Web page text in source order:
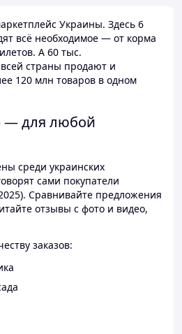
Украины. Здесь 6
всё необходимое — от корма
А 60 тыс.
страны продают и
120 млн товаров в одном
— для любой
среди украинских
сами покупатели
Сравнивайте предложения
отзывы с фото и видео,
заказов: